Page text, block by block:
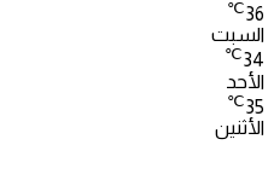
36
℃
السبت
34
℃
الأحد
35
℃
الأثنين